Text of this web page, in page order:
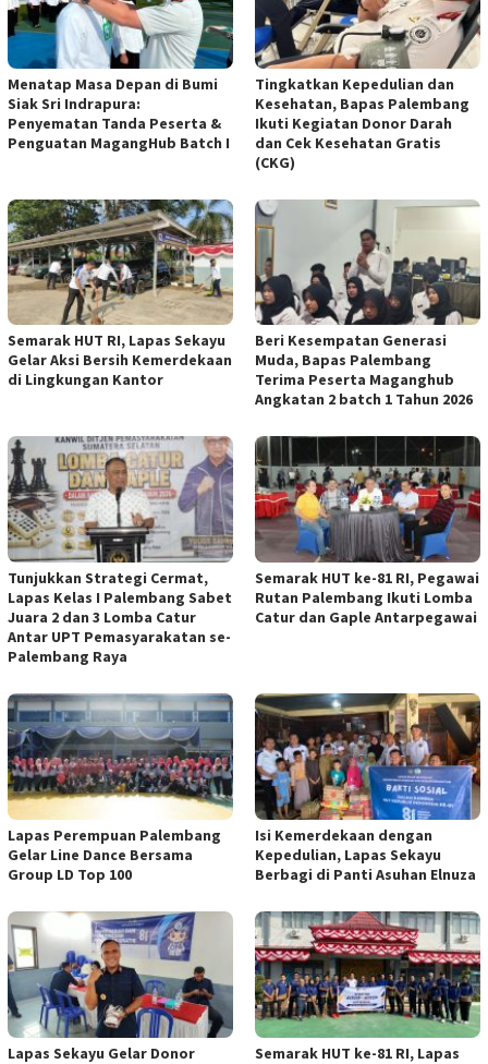
Menatap Masa Depan di Bumi
Siak Sri Indrapura:
Penyematan Tanda Peserta &
Penguatan MagangHub Batch I
Tingkatkan Kepedulian dan
Kesehatan, Bapas Palembang
Ikuti Kegiatan Donor Darah
dan Cek Kesehatan Gratis
(CKG)
Semarak HUT RI, Lapas Sekayu
Gelar Aksi Bersih Kemerdekaan
di Lingkungan Kantor
Beri Kesempatan Generasi
Muda, Bapas Palembang
Terima Peserta Maganghub
Angkatan 2 batch 1 Tahun 2026
Tunjukkan Strategi Cermat,
Lapas Kelas I Palembang Sabet
Juara 2 dan 3 Lomba Catur
Antar UPT Pemasyarakatan se-
Palembang Raya
Semarak HUT ke-81 RI, Pegawai
Rutan Palembang Ikuti Lomba
Catur dan Gaple Antarpegawai
Lapas Perempuan Palembang
Gelar Line Dance Bersama
Group LD Top 100
Isi Kemerdekaan dengan
Kepedulian, Lapas Sekayu
Berbagi di Panti Asuhan Elnuza
Lapas Sekayu Gelar Donor
Semarak HUT ke-81 RI, Lapas